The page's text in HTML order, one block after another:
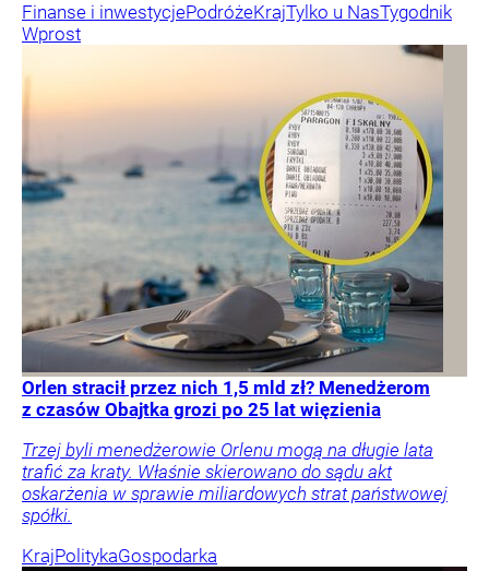
Finanse i inwestycjePodróżeKrajTylko u NasTygodnik
Wprost
Orlen stracił przez nich 1,5 mld zł? Menedżerom
z czasów Obajtka grozi po 25 lat więzienia
Trzej byli menedżerowie Orlenu mogą na długie lata
trafić za kraty. Właśnie skierowano do sądu akt
oskarżenia w sprawie miliardowych strat państwowej
spółki.
KrajPolitykaGospodarka